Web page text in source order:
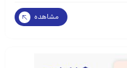
مشاهده